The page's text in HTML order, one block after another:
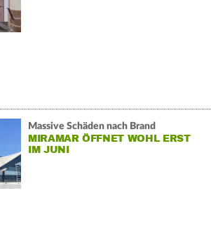
Massive Schäden nach Brand
MIRAMAR ÖFFNET WOHL ERST
IM JUNI